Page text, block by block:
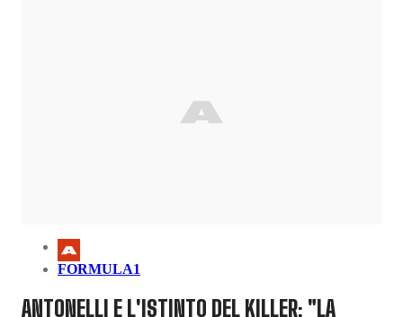
FORMULA1
ANTONELLI E L'ISTINTO DEL KILLER: "LA